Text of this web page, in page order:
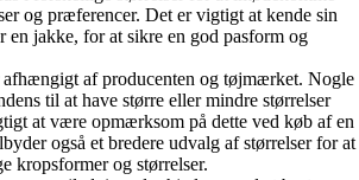
og præferencer. Det er vigtigt at kende sin
en jakke, for at sikre en god pasform og
afhængigt af producenten og tøjmærket. Nogle
til at have større eller mindre størrelser
at være opmærksom på dette ved køb af en
også et bredere udvalg af størrelser for at
kropsformer og størrelser.